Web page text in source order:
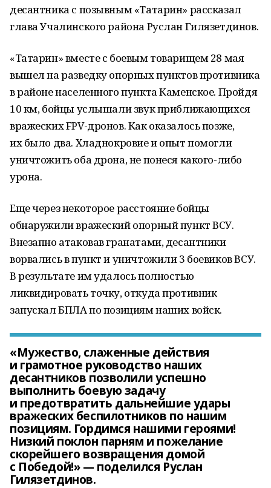
десантника с позывным «Татарин» рассказал
глава Учалинского района Руслан Гилязетдинов.
«Татарин» вместе с боевым товарищем 28 мая
вышел на разведку опорных пунктов противника
в районе населенного пункта Каменское. Пройдя
10 км, бойцы услышали звук приближающихся
вражеских FPV-дронов. Как оказалось позже,
их было два. Хладнокровие и опыт помогли
уничтожить оба дрона, не понеся какого-либо
урона.
Еще через некоторое расстояние бойцы
обнаружили вражеский опорный пункт ВСУ.
Внезапно атаковав гранатами, десантники
ворвались в пункт и уничтожили 3 боевиков ВСУ.
В результате им удалось полностью
ликвидировать точку, откуда противник
запускал БПЛА по позициям наших войск.
«Мужество, слаженные действия
и грамотное руководство наших
десантников позволили успешно
выполнить боевую задачу
и предотвратить дальнейшие удары
вражеских беспилотников по нашим
позициям. Гордимся нашими героями!
Низкий поклон парням и пожелание
скорейшего возвращения домой
с Победой!» — поделился Руслан
Гилязетдинов.